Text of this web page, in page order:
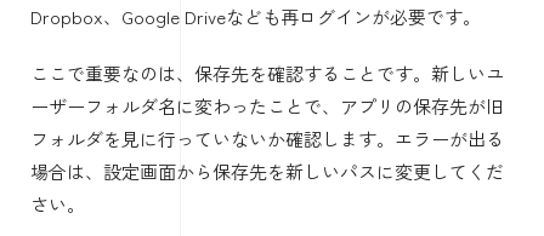
Dropbox、Google Driveなども再ログインが必要です。
ここで重要なのは、保存先を確認することです。新しいユ
ーザーフォルダ名に変わったことで、アプリの保存先が旧
フォルダを見に行っていないか確認します。エラーが出る
場合は、設定画面から保存先を新しいパスに変更してくだ
さい。